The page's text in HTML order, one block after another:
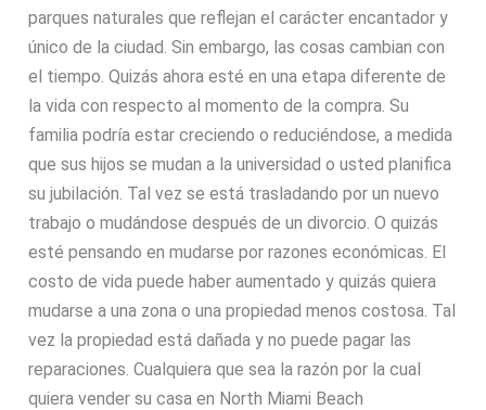
parques naturales que reflejan el carácter encantador y
único de la ciudad. Sin embargo, las cosas cambian con
el tiempo. Quizás ahora esté en una etapa diferente de
la vida con respecto al momento de la compra. Su
familia podría estar creciendo o reduciéndose, a medida
que sus hijos se mudan a la universidad o usted planifica
su jubilación. Tal vez se está trasladando por un nuevo
trabajo o mudándose después de un divorcio. O quizás
esté pensando en mudarse por razones económicas. El
costo de vida puede haber aumentado y quizás quiera
mudarse a una zona o una propiedad menos costosa. Tal
vez la propiedad está dañada y no puede pagar las
reparaciones. Cualquiera que sea la razón por la cual
quiera vender su casa en North Miami Beach